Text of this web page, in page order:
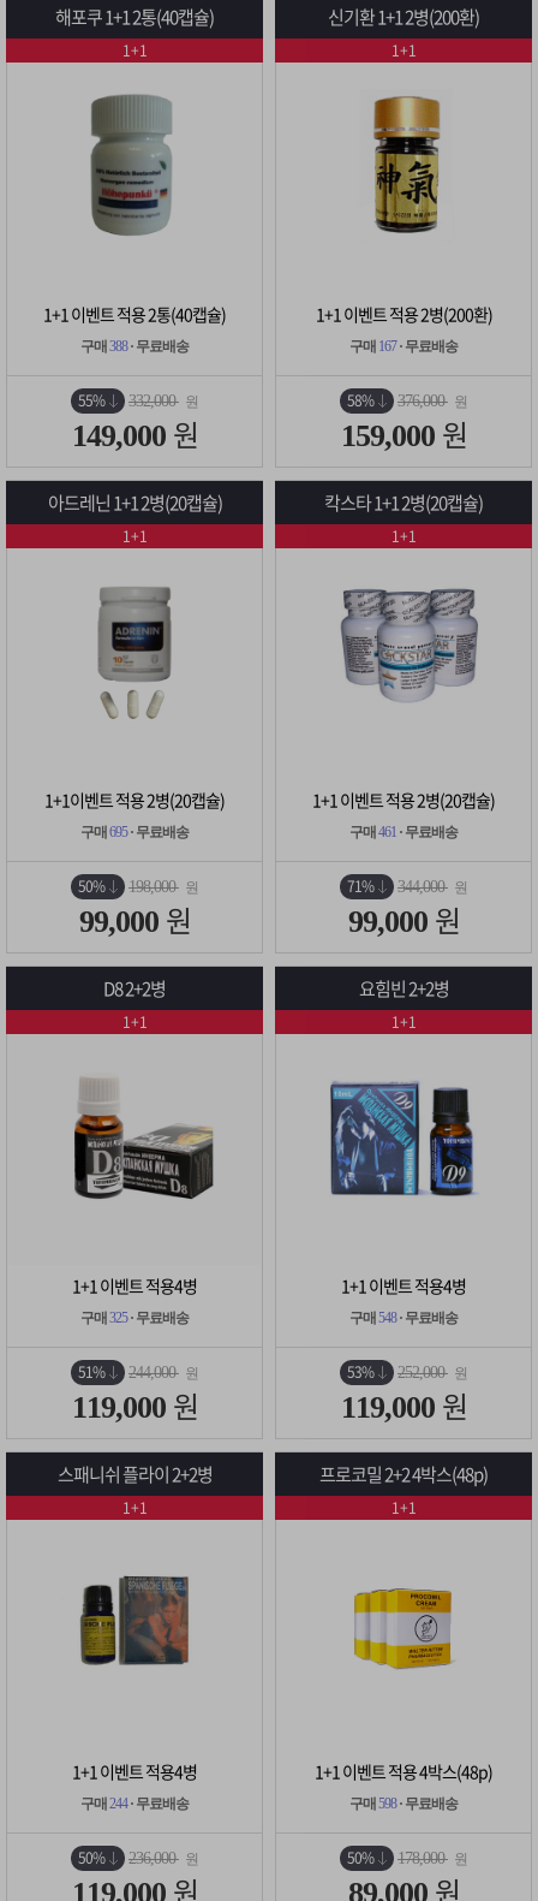
해포쿠 1+1 2통(40캡슐)
1+1 이벤트 적용 2통(40캡슐)
구매 388· 무료배송
55% 332,000 원
149,000 원
1+1
신기환 1+1 2병(200환)
1+1 이벤트 적용 2병(200환)
구매 167· 무료배송
58% 376,000 원
159,000 원
1+1
아드레닌 1+1 2병(20캡슐)
1+1이벤트 적용 2병(20캡슐)
구매 695· 무료배송
50% 198,000 원
99,000 원
1+1
칵스타 1+1 2병(20캡슐)
1+1 이벤트 적용 2병(20캡슐)
구매 461 · 무료배송
71% 344,000 원
99,000 원
1+1
D8 2+2병
1+1 이벤트 적용4병
구매 325· 무료배송
51% 244,000 원
119,000 원
1+1
요힘빈 2+2병
1+1 이벤트 적용4병
구매 548· 무료배송
53% 252,000 원
119,000 원
1+1
스패니쉬 플라이 2+2병
1+1 이벤트 적용4병
구매 244· 무료배송
50% 236,000 원
119,000 원
1+1
프로코밀 2+2 4박스(48p)
1+1 이벤트 적용 4박스(48p)
구매 598· 무료배송
50% 178,000 원
89,000 원
1+1